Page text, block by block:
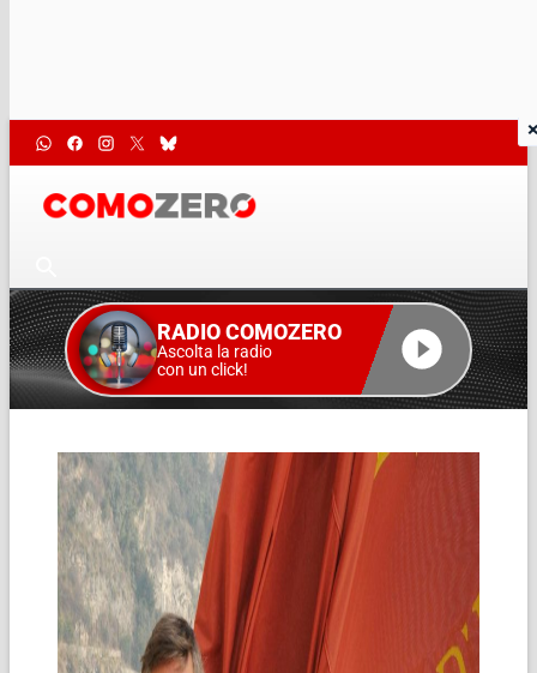
RADIO COMOZERO
Ascolta la radio
con un click!